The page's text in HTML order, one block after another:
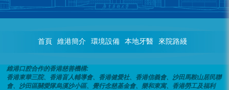
首頁 維港簡介 環境設備 本地牙醫 來院路綫
維港口腔合作的香港慈善機構:
香港東華三院、香港盲人輔導會、香港健愛社、香港信義會、沙田馬鞍山居民聯
會、沙田區關愛隊烏溪沙小區、覺行念慈基金會、樂和東寓、香港勞工及福利